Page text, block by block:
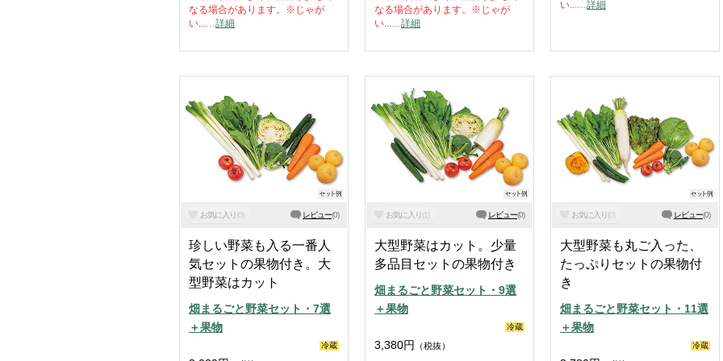
なる場合があります。※じゃが
い...
詳細
なる場合があります。※じゃが
い...
詳細
い... 詳細
お気に入り(0) レビュー(0)
珍しい野菜も入る一番人
気セットの果物付き。大
型野菜はカット
畑まるごと野菜セット・7選
＋果物
冷蔵
お気に入り(1 ) レビュー(0)
大型野菜はカット。少量
多品目セットの果物付き
畑まるごと野菜セット・9選
＋果物
冷蔵
3,380円 （税抜）
お気に入り(0) レビュー(0)
大型野菜も丸ご入った、
たっぷりセットの果物付
き
畑まるごと野菜セット・11選
＋果物
冷蔵